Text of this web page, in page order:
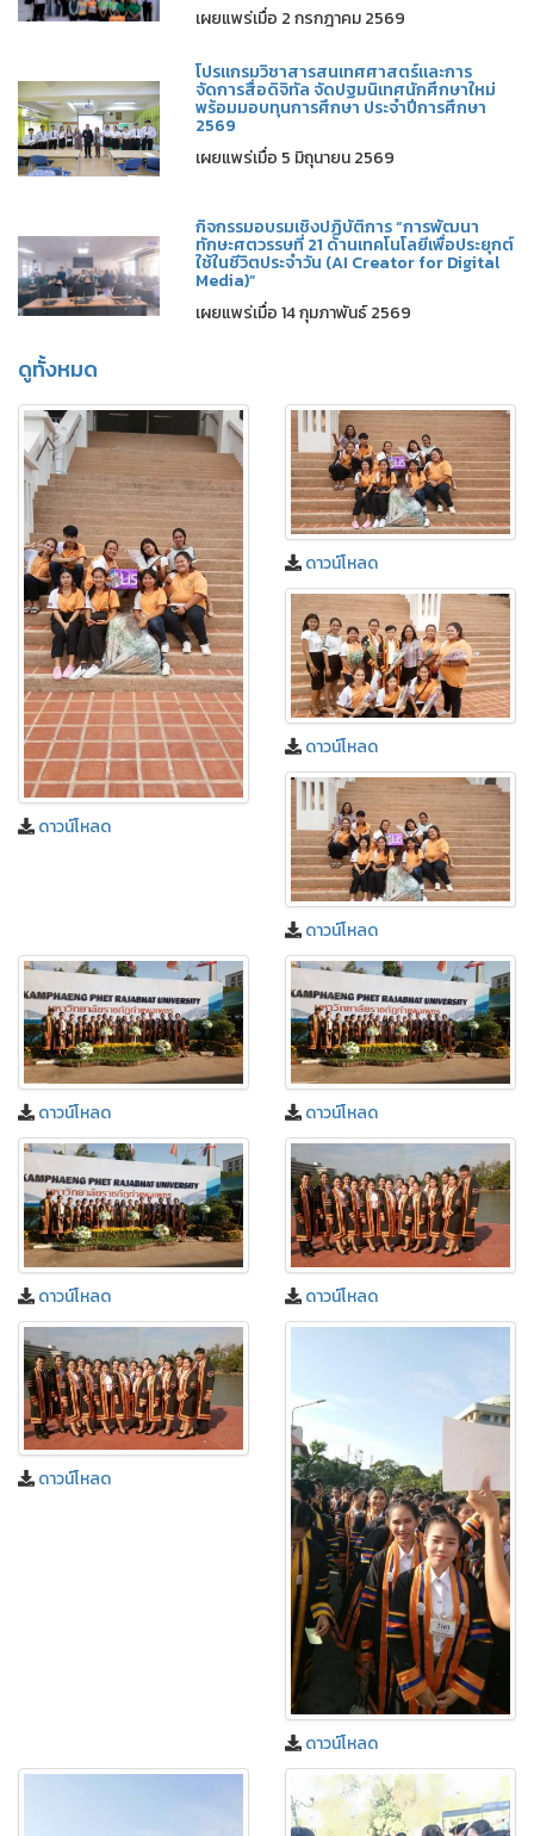
เผยแพร่เมื่อ 2 กรกฎาคม 2569
โปรแกรมวิชาสารสนเทศศาสตร์และการ
จัดการสื่อดิจิทัล จัดปฐมนิเทศนักศึกษาใหม่
พร้อมมอบทุนการศึกษา ประจำปีการศึกษา
2569
เผยแพร่เมื่อ 5 มิถุนายน 2569
กิจกรรมอบรมเชิงปฏิบัติการ “การพัฒนา
ทักษะศตวรรษที่ 21 ด้านเทคโนโลยีเพื่อประยุกต์
ใช้ในชีวิตประจำวัน (AI Creator for Digital
Media)”
เผยแพร่เมื่อ 14 กุมภาพันธ์ 2569
ดูทั้งหมด
ดาวน์โหลด
ดาวน์โหลด
ดาวน์โหลด
ดาวน์โหลด
ดาวน์โหลด ดาวน์โหลด
ดาวน์โหลด ดาวน์โหลด
ดาวน์โหลด
ดาวน์โหลด